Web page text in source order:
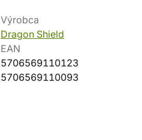
Výrobca
Dragon Shield
EAN
5706569110123
5706569110093